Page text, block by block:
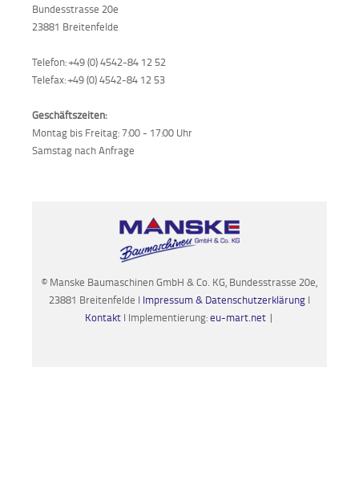
Bundesstrasse 20e
23881 Breitenfelde
Telefon: +49 (0) 4542-84 12 52
Telefax: +49 (0) 4542-84 12 53
Geschäftszeiten:
Montag bis Freitag: 7:00 - 17:00 Uhr
Samstag nach Anfrage
© Manske Baumaschinen GmbH & Co. KG, Bundesstrasse 20e,
23881 Breitenfelde I Impressum & Datenschutzerklärung I
Kontakt I Implementierung:eu-mart.net |